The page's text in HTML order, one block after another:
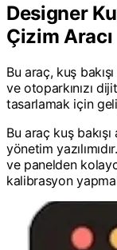
Designer
Çizim Aracı
Bu araç, kuş
ve otoparkınızı
tasarlamak için
Bu araç kuş
yönetim
ve panelden
kalibrasyon